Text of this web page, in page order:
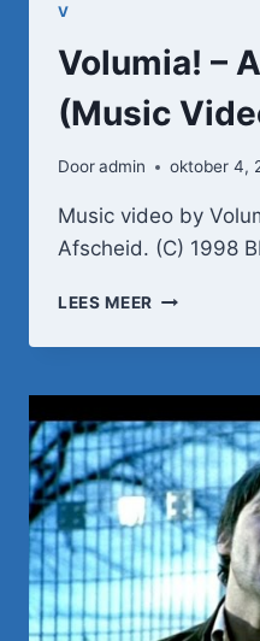
V
Volumia! –
(Music
Dooradmin oktober 4,
Music video by
Afscheid. (C) 1998
LEES MEER VOLUMIA!
AFSCHEID
VIDEO)